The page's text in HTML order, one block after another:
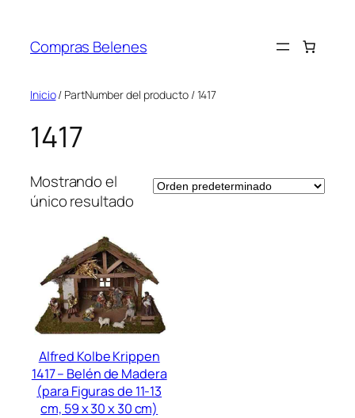
contenido
Compras Belenes
Inicio/ PartNumber del producto / 1417
1417
Mostrando el
único resultado
Alfred Kolbe Krippen
1417 – Belén de Madera
(para Figuras de 11-13
cm, 59 x 30 x 30 cm)